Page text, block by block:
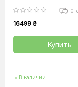
0
16499 ₴
Купить
• В наличии